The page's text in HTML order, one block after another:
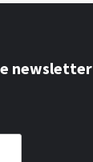
newsletter